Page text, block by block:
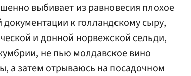
выбивает из равновесия плохое
к голландскому сыру,
и донной норвежской сельди,
не пью молдавское вино
а затем отрываюсь на посадочном